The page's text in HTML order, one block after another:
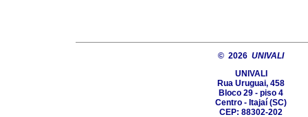
© 2026 UNIVALI
UNIVALI
Rua Uruguai, 458
Bloco 29 - piso 4
Centro - Itajaí­ (SC)
CEP: 88302-202